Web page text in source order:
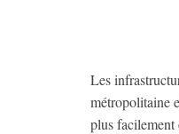
Les
métropolitaine
plus facilement